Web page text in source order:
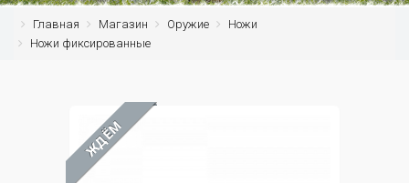
Главная Магазин Оружие
Ножи
Ножи фиксированные
ЖДЁМ